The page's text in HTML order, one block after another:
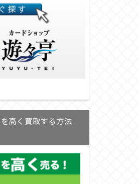
高く買取する方法